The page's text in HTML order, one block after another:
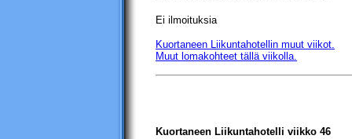
Ei ilmoituksia
Kuortaneen Liikuntahotellin muut viikot.
Muut lomakohteet tällä viikolla.
Kuortaneen Liikuntahotelli viikko 46